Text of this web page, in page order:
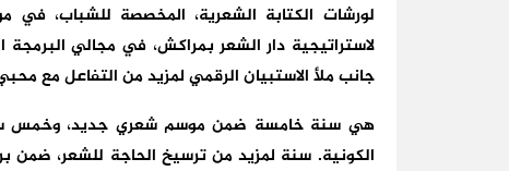
لورشات الكتابة الشعرية، المخصصة للشباب، في
لاستراتيجية دار الشعر بمراكش، في مجالي البرمجة
جانب ملأ الاستبيان الرقمي لمزيد من التفاعل مع
هي سنة خامسة ضمن موسم شعري جديد، وخمس
الكونية. سنة لمزيد من ترسيخ الحاجة للشعر، ضمن